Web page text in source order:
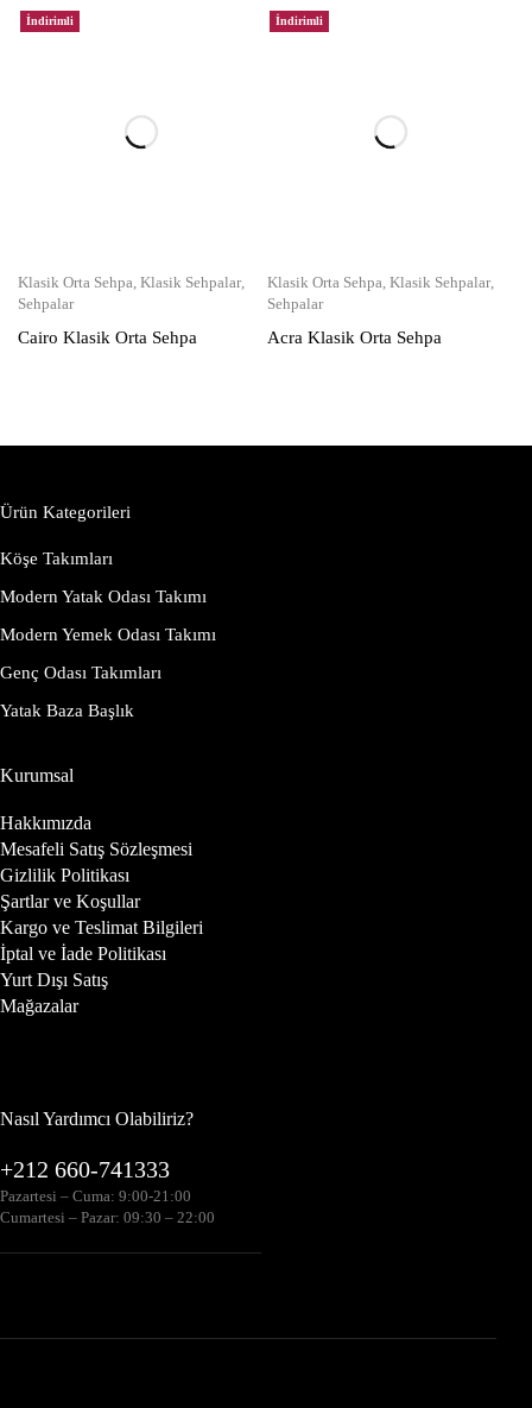
İndirimli
Klasik Orta Sehpa Klasik Sehpalar,
Sehpalar
Cairo Klasik Orta Sehpa
İndirimli
Klasik Orta Sehpa Klasik Sehpalar,
Sehpalar
Acra Klasik Orta Sehpa
Ürün Kategorileri
Köşe Takımları
Modern Yatak Odası Takımı
Modern Yemek Odası Takımı
Genç Odası Takımları
Yatak Baza Başlık
Kurumsal
Hakkımızda
Mesafeli Satış Sözleşmesi
Gizlilik Politikası
Şartlar ve Koşullar
Kargo ve Teslimat Bilgileri
İptal ve İade Politikası
Yurt Dışı Satış
Mağazalar
Nasıl Yardımcı Olabiliriz?
+212 660-741333
Pazartesi – Cuma: 9:00-21:00
Cumartesi – Pazar: 09:30 – 22:00